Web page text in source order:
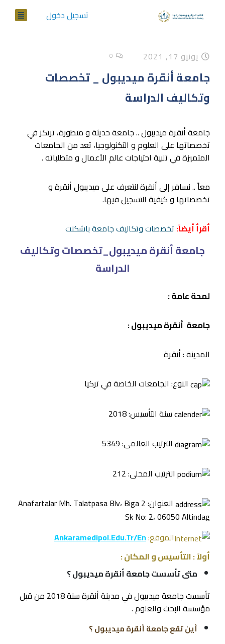
تسجيل دخول
يونيو 17, 2021 0
جامعة أنقرة ميديبول _ تخصصات
وتكاليف الدراسة
جامعة أنقرة ميديبول .. جامعة حديثة و متطورة، ترتكز في
تخصصاتها على العلوم و التكنولوجيا، تعد من الجامعات
المتميزة في تلبية احتياجات عالم الأعمال و متطلباته .
معاً .. نسافر إلى أنقرة لنتعرف على ميديبول أنقرة و
تخصصاتها و كيفية التسجيل فيها.
أقرأ أيضاً: تخصصات وتكاليف جامعة باشكنت
جامعة أنقرة ميديبول_تخصصات وتكاليف
الدراسة
لمحة عامة :
جامعة أنقرة ميديبول :
المدينة : أنقرة
النوع: الجامعات الخاصة في تركيا
سنة التأسيس: 2018
الترتيب العالمى: 5349
الترتيب المحلى: 212
العنوان: Anafartalar Mh. Talatpasa Blv، Biga 2
Sk No: 2، 06050 Altindag
الموقع:Ankaramedipol.edu.tr/en
أولاً : التأسيس و المكان :
متى تأسست جامعة أنقرة ميديبول ؟
تأسست جامعة ميديبول في مدينة أنقرة سنة 2018 من قبل
مؤسسة البحث والعلوم .
أين تقع جامعة أنقرة ميديبول ؟